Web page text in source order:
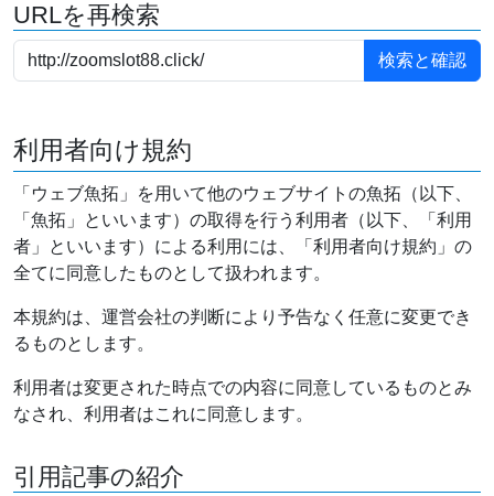
URLを再検索
利用者向け規約
「ウェブ魚拓」を用いて他のウェブサイトの魚拓（以下、
「魚拓」といいます）の取得を行う利用者（以下、「利用
者」といいます）による利用には、「利用者向け規約」の
全てに同意したものとして扱われます。
本規約は、運営会社の判断により予告なく任意に変更でき
るものとします。
利用者は変更された時点での内容に同意しているものとみ
なされ、利用者はこれに同意します。
引用記事の紹介